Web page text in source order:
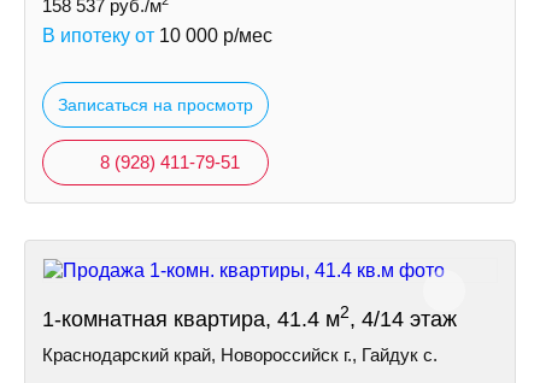
158 537 руб./м
В ипотеку от 10 000 р/мес
Записаться на просмотр
8 (928) 411-79-51
1-комнатная квартира, 41.4 м2, 4/14 этаж
Краснодарский край, Новороссийск г., Гайдук с.